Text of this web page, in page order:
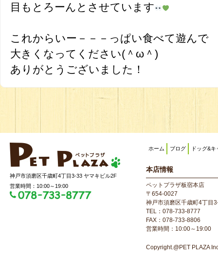
目もとろーんとさせています
これからいー－－－っぱい食べて遊んで
大きくなってください(＾ω＾)
ありがとうございました！
神戸市須磨区千歳町4丁目3-33 ヤマキビル2F
営業時間：10:00～19:00
ホーム ブログ ドッグ&キ
本店情報
ペットプラザ板宿本店
〒654-0027
神戸市須磨区千歳町4丁目
TEL：078-733-8777
FAX：078-733-8806
営業時間：10:00～19:00
Copyright.@PET PLAZA